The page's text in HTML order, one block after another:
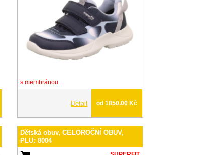
s membránou
Detail od 1850.00 Kč
Dětská obuv, CELOROČNÍ OBUV,
PLU: 8004